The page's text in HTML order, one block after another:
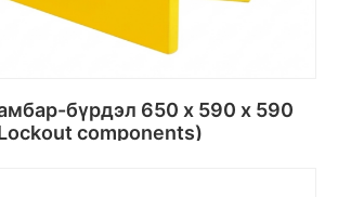
components)